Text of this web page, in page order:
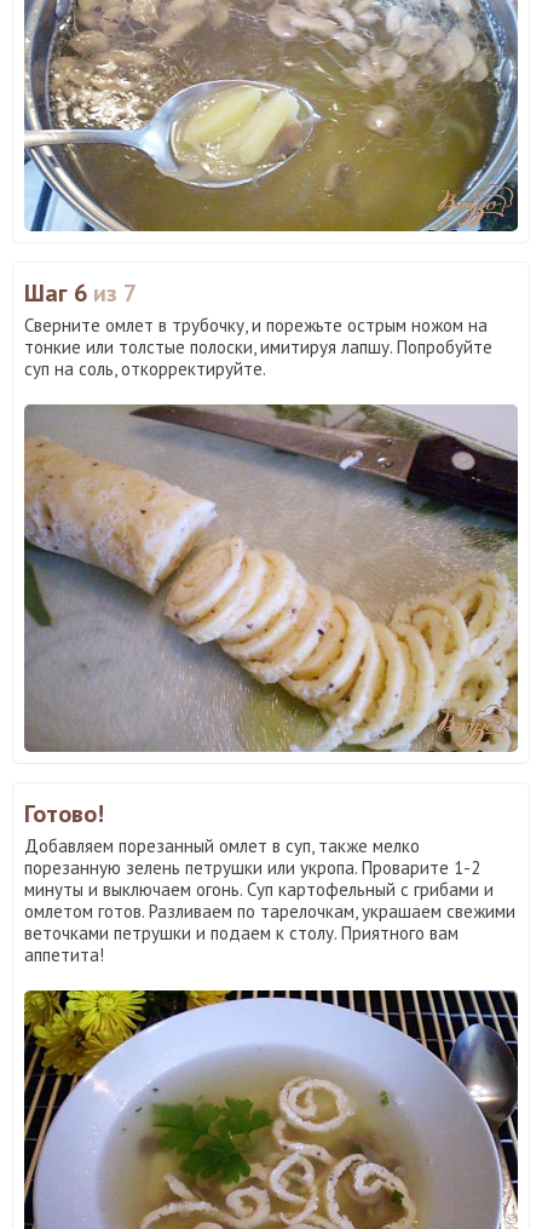
Шаг 6 из 7
Сверните омлет в трубочку, и порежьте острым ножом на
тонкие или толстые полоски, имитируя лапшу. Попробуйте
суп на соль, откорректируйте.
Готово!
Добавляем порезанный омлет в суп, также мелко
порезанную зелень петрушки или укропа. Проварите 1-2
минуты и выключаем огонь. Суп картофельный с грибами и
омлетом готов. Разливаем по тарелочкам, украшаем свежими
веточками петрушки и подаем к столу. Приятного вам
аппетита!